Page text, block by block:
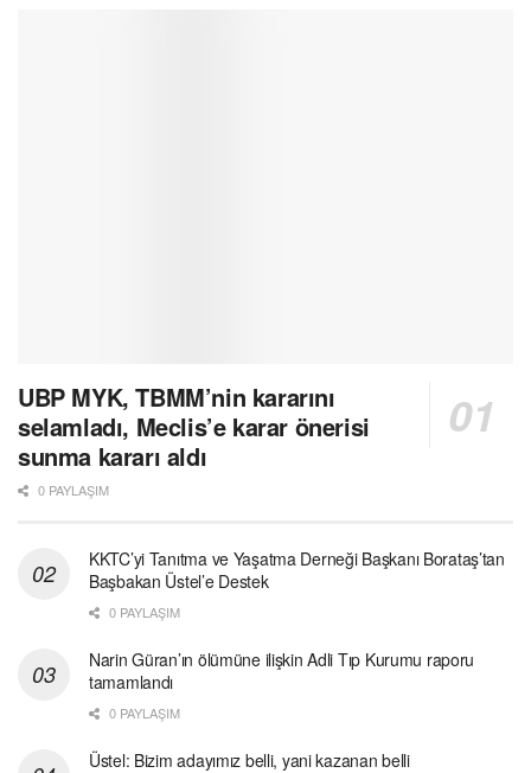
UBP MYK, TBMM’nin kararını
selamladı, Meclis’e karar önerisi
sunma kararı aldı
0 PAYLAŞIM
KKTC’yi Tanıtma ve Yaşatma Derneği Başkanı Borataş’tan
Başbakan Üstel’e Destek
0 PAYLAŞIM
Narin Güran’ın ölümüne ilişkin Adli Tıp Kurumu raporu
tamamlandı
0 PAYLAŞIM
Üstel: Bizim adayımız belli, yani kazanan belli